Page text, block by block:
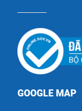
GOOGLE MAP